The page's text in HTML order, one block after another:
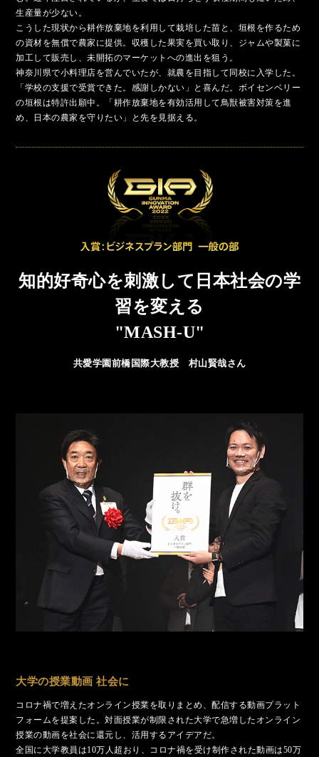
生産量が少ない。
こうした現状から耕作放棄地を利用して栽培した苗と、垣根を作るため
の資材を無償で農家に提供。収穫した果実を買い取り、ジャムや製菓に
加工して販売し、未開拓のマーケットへの進出を狙う。
神奈川県で小料理店を営んでいたが、就農を目指して同校に入学した。
「学校の支援で受賞できた。感謝しかない」と喜んだ。ボイセンベリー
の垣根は特許出願中。「耕作放棄地を有効活用して鳥獣被害対策を進
め、日本の農家を守りたい」と先を見据える。
知的好奇心を刺激して日本社会の学
習を変える
"MASH-U"
共愛学園前橋国際大教授 村山賢哉さん
大学の授業動画 社会に
コロナ禍で増えたオンライン授業を取りまとめ、配信する動画プラット
フォームを提案した。対面授業が制限された大学で急増したオンライン
授業の動画を社会に還元し、活用するアイデアだ。
全国に大学教員は10万人超おり、コロナ禍を受け制作された動画は50万